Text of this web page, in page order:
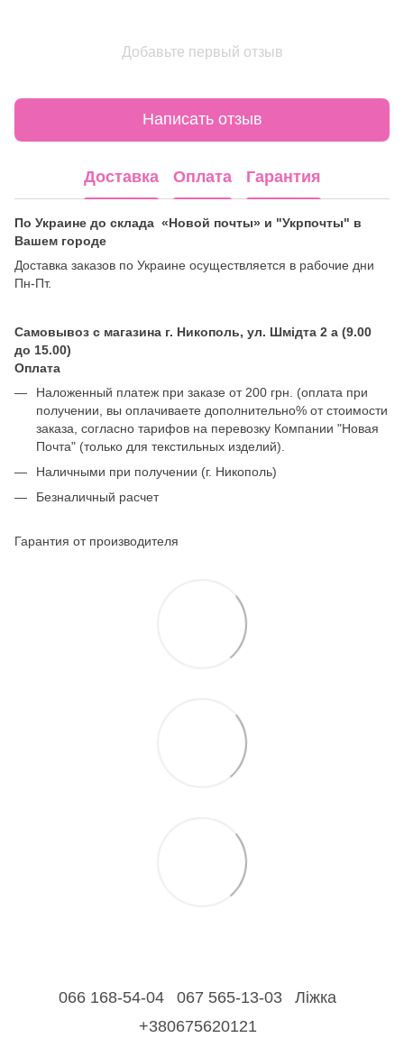
Добавьте первый отзыв
Написать отзыв
Доставка Оплата Гарантия
По Украине до склада «Новой почты» и "Укрпочты" в
Вашем городе
Доставка заказов по Украине осуществляется в рабочие дни
Пн-Пт.
Самовывоз с магазина г. Никополь, ул. Шмідта 2 а (9.00
до 15.00)
Оплата
Наложенный платеж при заказе от 200 грн. (оплата при
получении, вы оплачиваете дополнительно% от стоимости
заказа, согласно тарифов на перевозку Компании "Новая
Почта" (только для текстильных изделий).
Наличными при получении (г. Никополь)
Безналичный расчет
Гарантия от производителя
066 168-54-04 067 565-13-03
Ліжка
+380675620121